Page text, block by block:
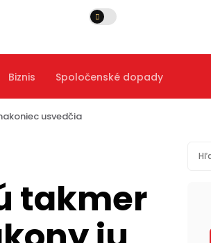
Biznis Spoločenské dopady
usvedčia
takmer